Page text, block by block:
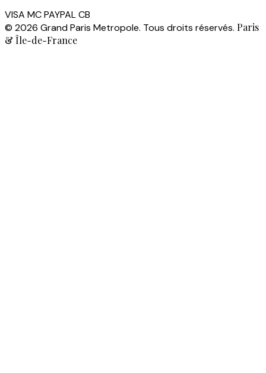
VISA MCPAYPALCB
© 2026 Grand Paris Metropole. Tous droits réservés. Paris
& Île-de-France